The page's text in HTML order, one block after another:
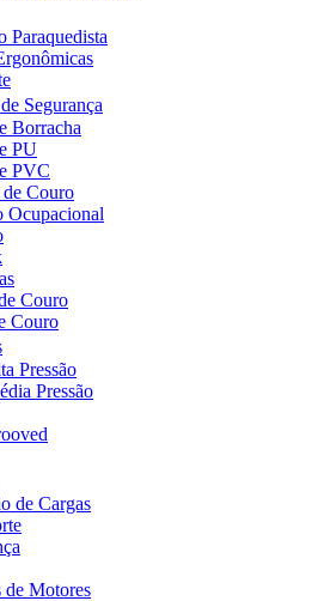
Paraquedista
Segurança
Borracha
PU
PVC
Couro
Ocupacional
Couro
Couro
Pressão
Pressão
de Cargas
de Motores